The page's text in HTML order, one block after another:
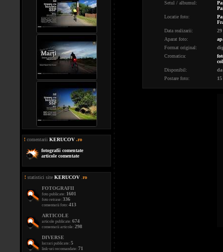
! comentarii KERUCOV .ro
fotografii comentate
articole comentate
! statistici site KERUCOV ro
FOTOGRAFII
foto publicate: 1601
foto retrase: 336
comentarii foto: 413
ARTICOLE
articole publicate: 674
comentarii articole: 298
DIVERSE
lucrari publicate: 5
link-uri recomandate: 71
Setul / albumul:
Locatie foto:
Data realizarii:
29
Aparat foto:
Format original:
Cromatica:
Disponibil:
da
Postare foto: